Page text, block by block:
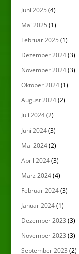
Juni 2025 (4)
Mai 2025 (1)
Februar 2025 (1)
Dezember 2024(3)
November 2024(3)
Oktober 2024(1)
August 2024(2)
Juli 2024(2)
Juni 2024(3)
Mai 2024(2)
April 2024(3)
März 2024(4)
Februar 2024(3)
Januar 2024(1)
Dezember 2023 (3)
November 2023 (3)
September 2023 (2)